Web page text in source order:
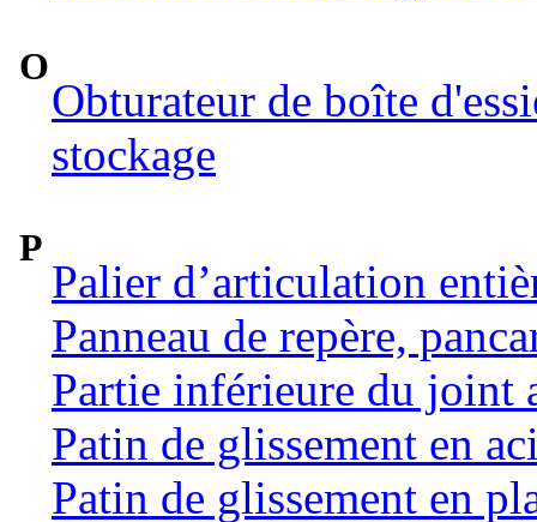
O
Obturateur de boîte
stockage
P
Palier d’articulation
Panneau de repère,
Partie inférieure du joint
Patin de glissement en
Patin de glissement en